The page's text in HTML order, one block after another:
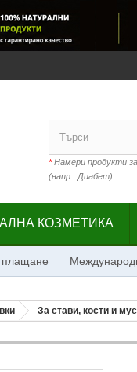
*Намери продукти
(напр.: Диабет)
КОЗМЕТИКА
плащане
За стави, кости и